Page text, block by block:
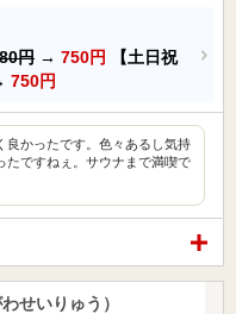
円 → 750円
【土日祝
750円
良かったです。色々あるし気持
たですねぇ。サウナまで満喫で
せいりゅう）